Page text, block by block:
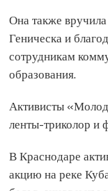
Она также
Геническа и
сотрудникам
образования.
Активисты
ленты-триколор и
В Краснодаре
акцию на реке